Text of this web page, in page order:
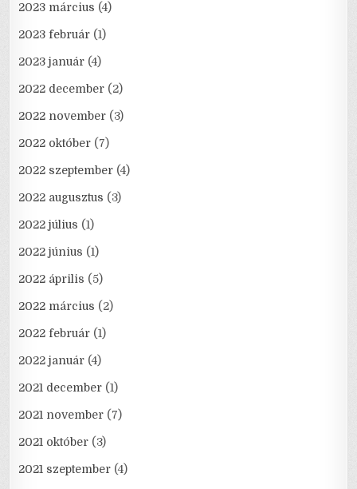
2023 március (4)
2023 február (1)
2023 január (4)
2022 december (2)
2022 november (3)
2022 október (7)
2022 szeptember (4)
2022 augusztus (3)
2022 július (1)
2022 június (1)
2022 április (5)
2022 március (2)
2022 február (1)
2022 január (4)
2021 december (1)
2021 november (7)
2021 október (3)
2021 szeptember (4)